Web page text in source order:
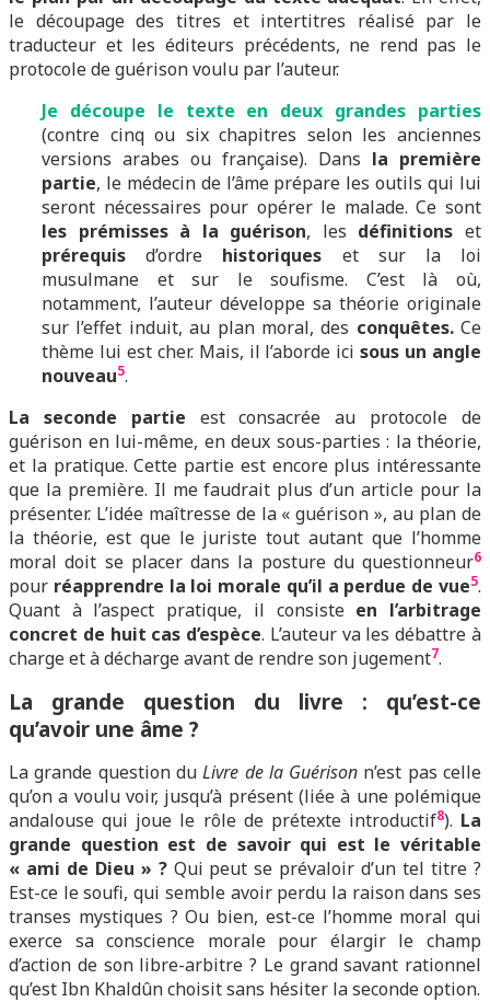
le découpage des titres et intertitres réalisé par le
traducteur et les éditeurs précédents, ne rend pas le
protocole de guérison voulu par l’auteur.
Je découpe le texte en deux grandes parties
(contre cinq ou six chapitres selon les anciennes
versions arabes ou française). Dans la première
partie, le médecin de l’âme prépare les outils qui lui
seront nécessaires pour opérer le malade. Ce sont
les prémisses à la guérison, les définitions et
prérequis d’ordre historiques et sur la loi
musulmane et sur le soufisme. C’est là où,
notamment, l’auteur développe sa théorie originale
sur l’effet induit, au plan moral, des conquêtes.Ce
thème lui est cher. Mais, il l’aborde icisous un angle
nouveau5.
La seconde partie est consacrée au protocole de
guérison en lui-même, en deux sous-parties : la théorie,
et la pratique. Cette partie est encore plus intéressante
que la première. Il me faudrait plus d’un article pour la
présenter. L’idée maîtresse de la « guérison », au plan de
la théorie, est que le juriste tout autant que l’homme
moral doit se placer dans la posture du questionneur6
pour réapprendre la loi morale qu’il a perdue de vue5.
Quant à l’aspect pratique, il consiste en l’arbitrage
concret de huit cas d’espèce. L’auteur va les débattre à
charge et à décharge avant de rendre son jugement7.
La grande question du livre : qu’est-ce
qu’avoir une âme ?
La grande question duLivre de la Guérison n’est pas celle
qu’on a voulu voir, jusqu’à présent (liée à une polémique
andalouse qui joue le rôle de prétexte introductif8). La
grande question est de savoir qui est le véritable
« ami de Dieu » ?Qui peut se prévaloir d’un tel titre ?
Est-ce le soufi, qui semble avoir perdu la raison dans ses
transes mystiques ? Ou bien, est-ce l’homme moral qui
exerce sa conscience morale pour élargir le champ
d’action de son libre-arbitre ? Le grand savant rationnel
qu’est Ibn Khaldûn choisit sans hésiter la seconde option.